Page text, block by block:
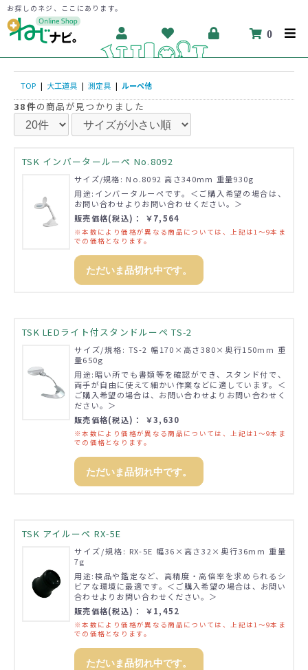
お探しのネジ、ここにあります。
0
TOP | 大工道具 | 測定具 | ルーペ他
38件の商品が見つかりました
TSK インバータールーペ No.8092
サイズ/規格: No.8092 高さ340mm 重量930g
用途:インバータルーペです。＜ご購入希望の場合は、
お問い合わせよりお問い合わせください。＞
販売価格(税込)： ￥7,564
※本数により価格が異なる商品については、上記は1～9本ま
での価格となります。
ただいま品切れ中です。
TSK LEDライト付スタンドルーペ TS-2
サイズ/規格: TS-2 幅170×高さ380×奥行150mm 重
量650g
用途:暗い所でも書類等を確認ができ、スタンド付で、
両手が自由に使えて細かい作業などに適しています。＜
ご購入希望の場合は、お問い合わせよりお問い合わせく
ださい。＞
販売価格(税込)： ￥3,630
※本数により価格が異なる商品については、上記は1～9本ま
での価格となります。
ただいま品切れ中です。
TSK アイルーペ RX-5E
サイズ/規格: RX-5E 幅36×高さ32×奥行36mm 重量
7g
用途:検品や鑑定など、高精度・高倍率を求められるシ
ビアな環境に最適です。＜ご購入希望の場合は、お問い
合わせよりお問い合わせください。＞
販売価格(税込)： ￥1,452
※本数により価格が異なる商品については、上記は1～9本ま
での価格となります。
ただいま品切れ中です。